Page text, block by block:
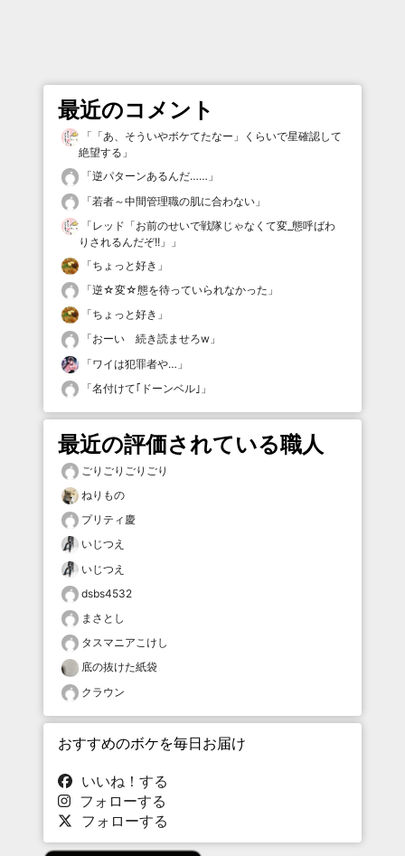
最近のコメント
「 「あ、そういやボケてたなー」くらいで星確認して
絶望する 」
「逆パターンあるんだ…… 」
「若者～中間管理職の肌に合わない 」
「レッド「お前のせいで戦隊じゃなくて変_態呼ばわ
りされるんだぞ!!」
」
「ちょっと好き 」
「逆☆変☆態を待っていられなかった 」
「ちょっと好き 」
「おーい 続き読ませろw 」
「ワイは犯罪者や… 」
「名付けて｢ドーンベル｣ 」
最近の評価されている職人
ごりごりごりごり
ねりもの
プリティ慶
いじつえ
いじつえ
dsbs4532
まさとし
タスマニアこけし
底の抜けた紙袋
クラウン
おすすめのボケを毎日お届け
いいね！する
フォローする
フォローする